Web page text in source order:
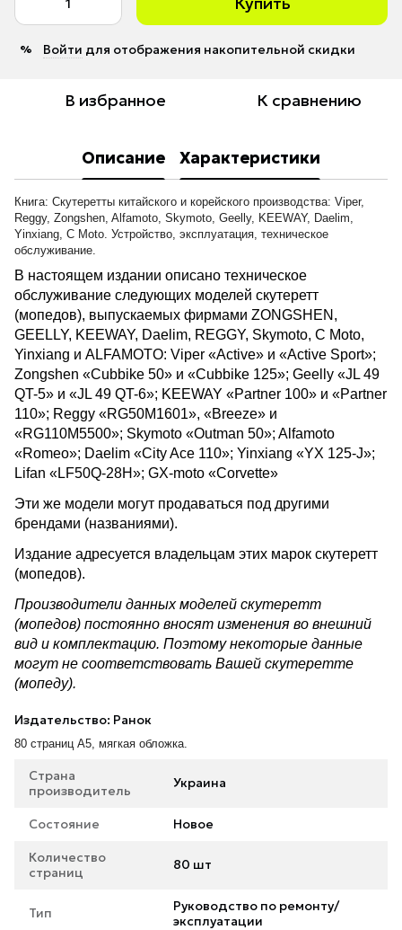
% Войти для отображения накопительной скидки
В избранное К сравнению
Описание Характеристики
Книга: Скутеретты китайского и корейского производства: Viper,
Reggy, Zongshen, Alfamoto, Skymoto, Geelly, KEEWAY, Daelim,
Yinxiang, С Moto. Устройство, эксплуатация, техническое
обслуживание.
В настоящем издании описано техническое
обслуживание следующих моделей скутеретт
(мопедов), выпускаемых фирмами ZONGSHEN,
GEELLY, KEEWAY, Daelim, REGGY, Skymoto, С Moto,
Yinxiang и ALFAMOTO: Viper «Active» и «Active Sport»;
Zongshen «Cubbike 50» и «Cubbike 125»; Geelly «JL 49
QT-5» и «JL 49 QT-6»; KEEWAY «Partner 100» и «Partner
110»; Reggy «RG50M1601», «Breeze» и
«RG110M5500»; Skymoto «Outman 50»; Alfamoto
«Romeo»; Daelim «City Ace 110»; Yinxiang «YX 125-J»;
Lifan «LF50Q-28H»; GX-moto «Corvette»
Эти же модели могут продаваться под другими
брендами (названиями).
Издание адресуется владельцам этих марок скутеретт
(мопедов).
Производители данных моделей скутеретт
(мопедов) постоянно вносят изменения во внешний
вид и комплектацию. Поэтому некоторые данные
могут не соответствовать Вашей скутеретте
(мопеду).
Издательство: Ранок
80 страниц А5, мягкая обложка.
Страна
производитель
Украина
Состояние Новое
Количество
страниц
80 шт
Тип
Руководство по ремонту/
эксплуатации